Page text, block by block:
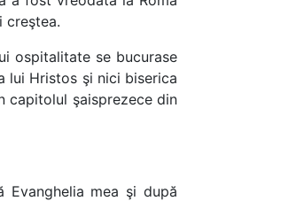
creştea.
ospitalitate se bucurase
lui Hristos şi nici biserica
capitolul şaisprezece din
mea şi după